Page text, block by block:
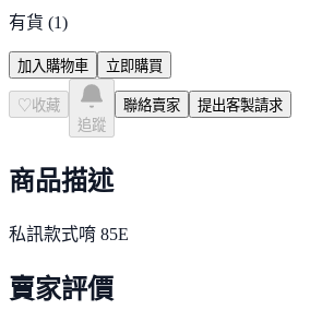
有貨 (1)
加入購物車 立即購買
♡收藏
追蹤
聯絡賣家 提出客製請求
商品描述
私訊款式唷 85E
賣家評價